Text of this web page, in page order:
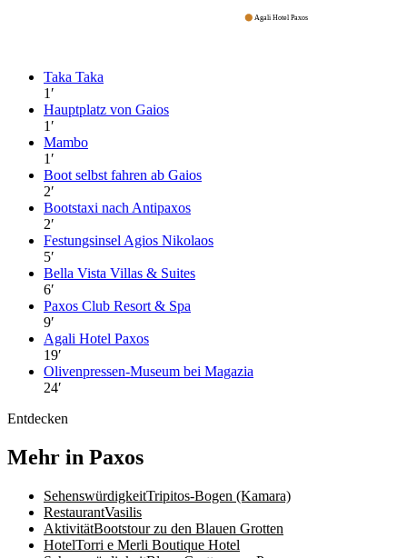
Agali Hotel Paxos
Taka Taka
1′
Hauptplatz von Gaios
1′
Mambo
1′
Boot selbst fahren ab Gaios
2′
Bootstaxi nach Antipaxos
2′
Festungsinsel Agios Nikolaos
5′
Bella Vista Villas & Suites
6′
Paxos Club Resort & Spa
9′
Agali Hotel Paxos
19′
Olivenpressen-Museum bei Magazia
24′
Entdecken
Mehr in Paxos
SehenswürdigkeitTripitos-Bogen (Kamara)
RestaurantVasilis
AktivitätBootstour zu den Blauen Grotten
HotelTorri e Merli Boutique Hotel